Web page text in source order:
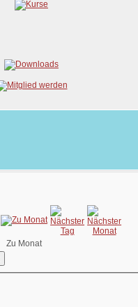
Zu Monat